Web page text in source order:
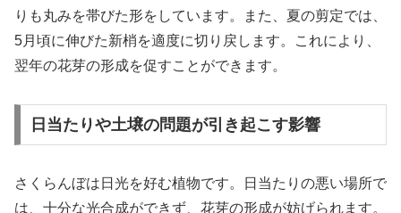
りも丸みを帯びた形をしています。また、夏の剪定では、
5月頃に伸びた新梢を適度に切り戻します。これにより、
翌年の花芽の形成を促すことができます。
日当たりや土壌の問題が引き起こす影響
さくらんぼは日光を好む植物です。日当たりの悪い場所で
は、十分な光合成ができず、花芽の形成が妨げられます。